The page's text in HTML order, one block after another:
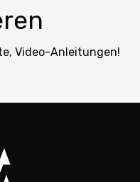
Video-Anleitungen!